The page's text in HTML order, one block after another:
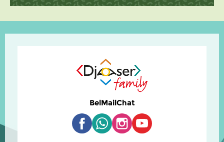
BelMailChat